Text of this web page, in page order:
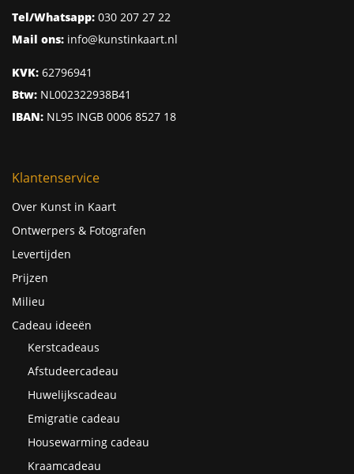
Tel/Whatsapp: 030 207 27 22
Mail ons: info@kunstinkaart.nl
KVK: 62796941
Btw: NL002322938B41
IBAN: NL95 INGB 0006 8527 18
Klantenservice
Over Kunst in Kaart
Ontwerpers & Fotografen
Levertijden
Prijzen
Milieu
Cadeau ideeën
Kerstcadeaus
Afstudeercadeau
Huwelijkscadeau
Emigratie cadeau
Housewarming cadeau
Kraamcadeau